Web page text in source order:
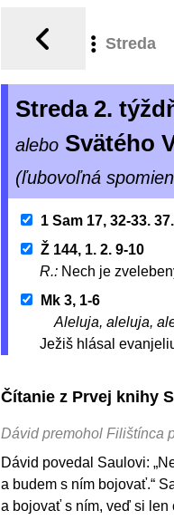
Streda
Streda 2.
alebo Svätého
(ľubovoľná
1 Sam 17, 32-33.
Ž 144, 1. 2. 9-10
R.: Nech je
Mk 3, 1-6
Aleluja, aleluja,
Ježiš hlásal
Čítanie z Prvej knihy
Dávid premohol Filištínca
Dávid povedal Saulovi:
a budem s ním bojovať.“
a bojovať s ním, veď si len